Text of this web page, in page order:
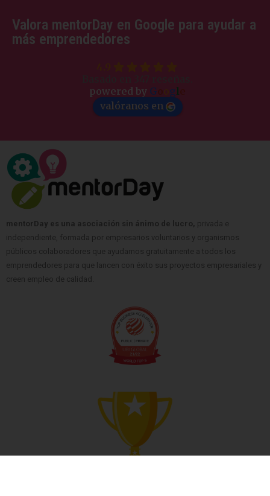
Valora mentorDay en Google para ayudar a
más emprendedores
powered by G gl
valóranos en
mentorDay es una asociación sin ánimo de lucro, privada e
independiente, formada por empresarios voluntarios y organismos
públicos colaboradores que ayudamos gratuitamente a todos los
emprendedores para que lancen con éxito sus proyectos empresariales y
creen empleo de calidad.